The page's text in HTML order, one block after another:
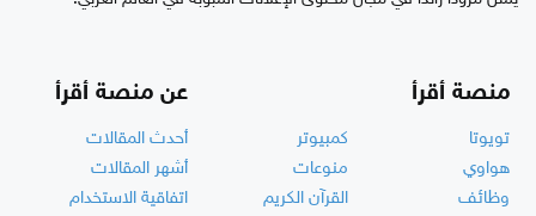
منصة أقرأ
تويوتا
كمبيوتر
هواوي
منوعات
وظائف
القرآن الكريم
عن منصة أقرأ
أحدث المقالات
أشهر المقالات
اتفاقية الاستخدام